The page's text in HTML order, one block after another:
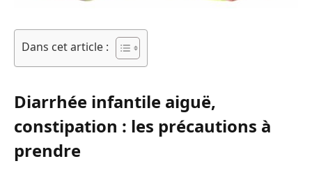
Dans cet article :
Diarrhée infantile aiguë,
constipation : les précautions à
prendre